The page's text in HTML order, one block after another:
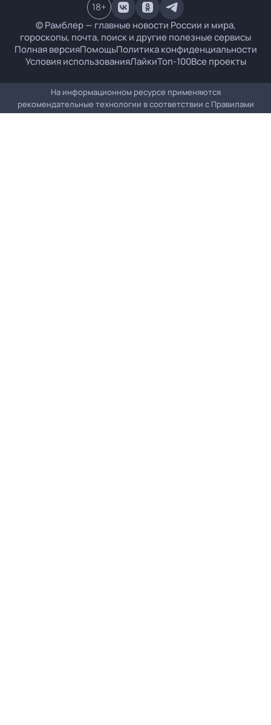
© Рамблер — главные новости России и мира,
гороскопы, почта, поиск и другие полезные сервисы
Полная версияПомощьПолитика конфиденциальности
Условия использованияЛайкиТоп-100Все проекты
18+
На информационном ресурсе применяются
рекомендательные технологии в соответствии с Правилами